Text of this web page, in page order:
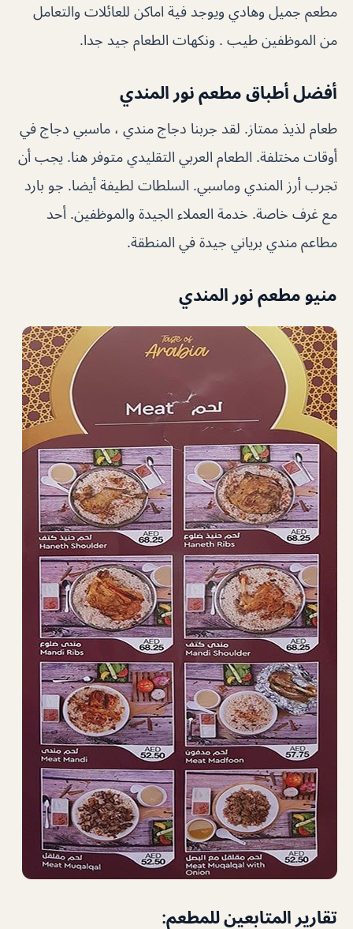
مطعم جميل وهادي ويوجد فية اماكن للعائلات والتعامل
من الموظفين طيب . ونكهات الطعام جيد جدا.
أفضل أطباق مطعم نور المندي
طعام لذيذ ممتاز. لقد جربنا دجاج مندي ، ماسبي دجاج في
أوقات مختلفة. الطعام العربي التقليدي متوفر هنا. يجب أن
تجرب أرز المندي وماسبي. السلطات لطيفة أيضا. جو بارد
مع غرف خاصة. خدمة العملاء الجيدة والموظفين. أحد
مطاعم مندي برياني جيدة في المنطقة.
منيو مطعم نور المندي
تقارير المتابعين للمطعم: